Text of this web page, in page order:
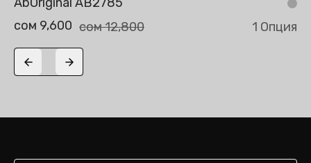
сом 9,600 сом 12,800 1 Опция
Previous slide
Next slide